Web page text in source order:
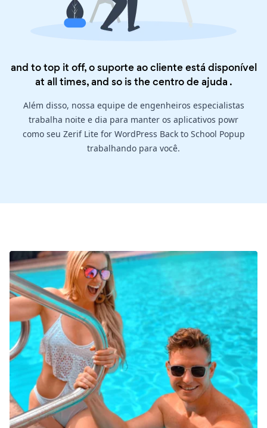
and to top it off, o suporte ao cliente está disponível
at all times, and so is thecentro de ajuda .
Além disso, nossa equipe de engenheiros especialistas
trabalha noite e dia para manter os aplicativos powr
como seu Zerif Lite for WordPress Back to School Popup
trabalhando para você.